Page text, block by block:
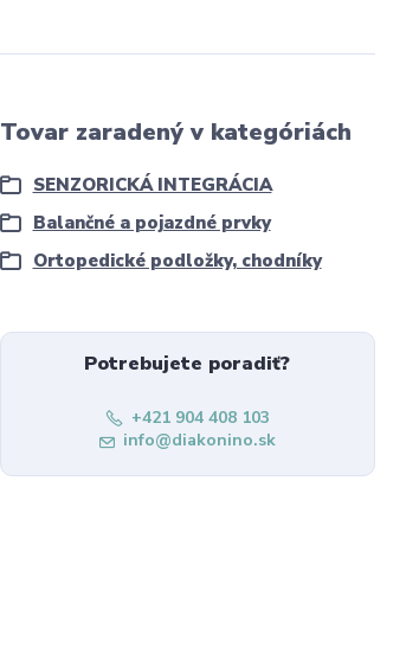
Tovar zaradený v kategóriách
SENZORICKÁ INTEGRÁCIA
Balančné a pojazdné prvky
Ortopedické podložky, chodníky
Potrebujete poradiť?
+421 904 408 103
info@diakonino.sk